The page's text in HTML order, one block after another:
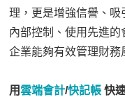
理，更是增強信譽、
內部控制、使用先進的
企業能夠有效管理財務
用雲端會計/快記帳 快